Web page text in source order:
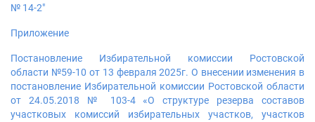
№ 14-2"
Приложение
Постановление Избирательной комиссии Ростовской
области №59-10 от 13 февраля 2025г. О внесении изменения в
постановление Избирательной комиссии Ростовской области
от 24.05.2018 № 103-4 «О структуре резерва составов
участковых комиссий избирательных участков, участков